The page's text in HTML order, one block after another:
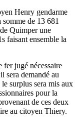
Henry gendarme
somme de 13 681
Quimper une
faisant ensemble la
fer jugé nécessaire
sera demandé au
surplus sera mis aux
pour la
de ces deux
au citoyen Thiery.